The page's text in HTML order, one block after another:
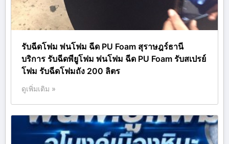
รับฉีดโฟม พ่นโฟม ฉีด PU Foam สุราษฎร์ธานี
บริการ รับฉีดพียูโฟม พ่นโฟม ฉีด PU Foam รับสเปรย์
โฟม รับฉีดโฟมถัง 200 ลิตร
ดูเพิ่มเติม »